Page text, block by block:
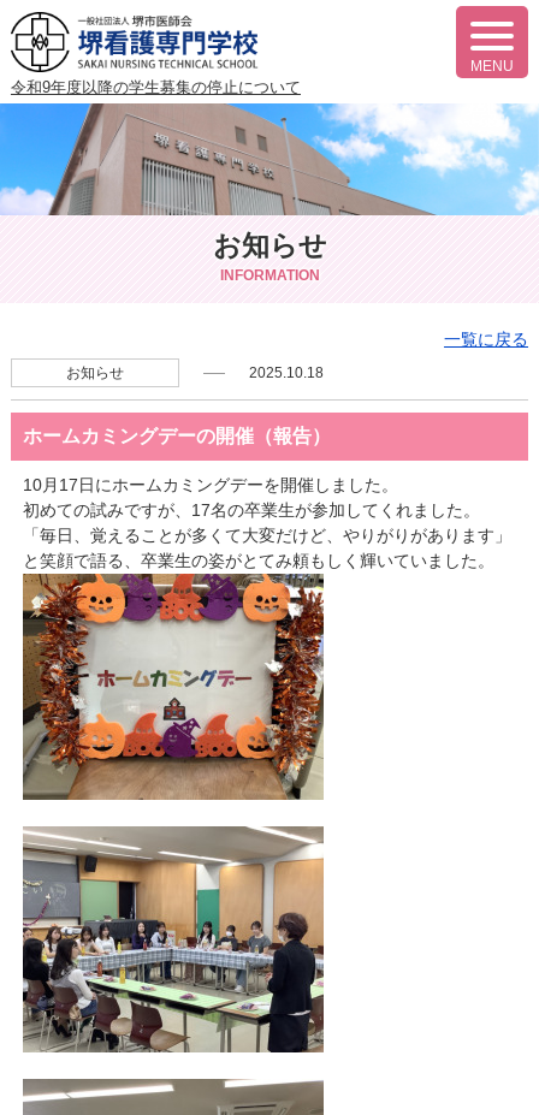
t
o
g
e
n
a
MENU
令和9年度以降の学生募集の停止について
お知らせ
INFORMATION
一覧に戻る
お知らせ 2025.10.18
ホームカミングデーの開催（報告）
10月17日にホームカミングデーを開催しました。
初めての試みですが、17名の卒業生が参加してくれました。
「毎日、覚えることが多くて大変だけど、やりがりがあります」
と笑顔で語る、卒業生の姿がとてみ頼もしく輝いていました。